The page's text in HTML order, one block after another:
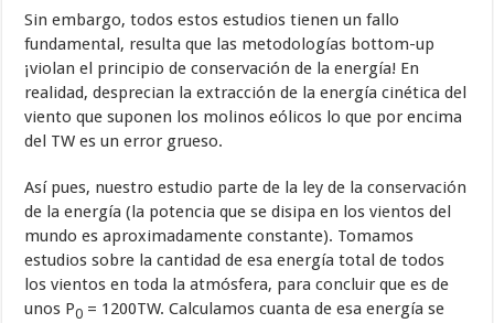
Sin embargo, todos estos estudios tienen un fallo
fundamental, resulta que las metodologías bottom-up
¡violan el principio de conservación de la energía! En
realidad, desprecian la extracción de la energía cinética del
viento que suponen los molinos eólicos lo que por encima
del TW es un error grueso.
Así pues, nuestro estudio parte de la ley de la conservación
de la energía (la potencia que se disipa en los vientos del
mundo es aproximadamente constante). Tomamos
estudios sobre la cantidad de esa energía total de todos
los vientos en toda la atmósfera, para concluir que es de
unos P0 = 1200TW. Calculamos cuanta de esa energía se